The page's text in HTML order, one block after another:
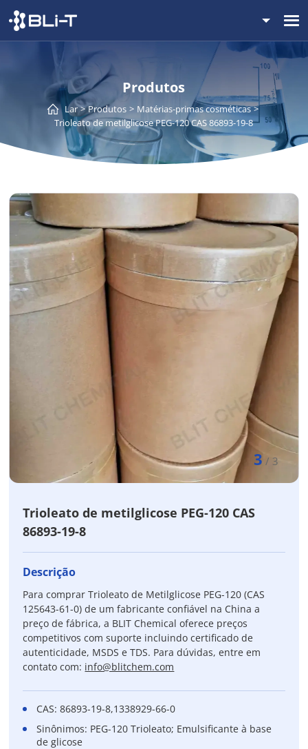
Produtos
Lar Produtos
Matérias-primas cosméticas
Trioleato de metilglicose PEG-120 CAS 86893-19-8
3 / 3
Trioleato de metilglicose PEG-120 CAS
86893-19-8
Descrição
Para comprar Trioleato de Metilglicose PEG-120 (CAS
125643-61-0) de um fabricante confiável na China a
preço de fábrica, a BLIT Chemical oferece preços
competitivos com suporte incluindo certificado de
autenticidade, MSDS e TDS. Para dúvidas, entre em
contato com: info@blitchem.com
CAS: 86893-19-8,1338929-66-0
Sinônimos: PEG-120 Trioleato; Emulsificante à base
de glicose